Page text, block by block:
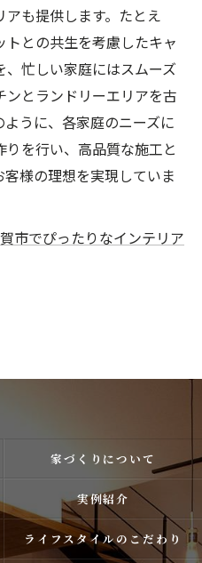
も提供します。たとえ
との共生を考慮したキャ
忙しい家庭にはスムーズ
とランドリーエリアを古
うに、各家庭のニーズに
を行い、高品質な施工と
様の理想を実現していま
市でぴったりなインテリア
家づくりについて
実例紹介
ライフスタイルのこだわり